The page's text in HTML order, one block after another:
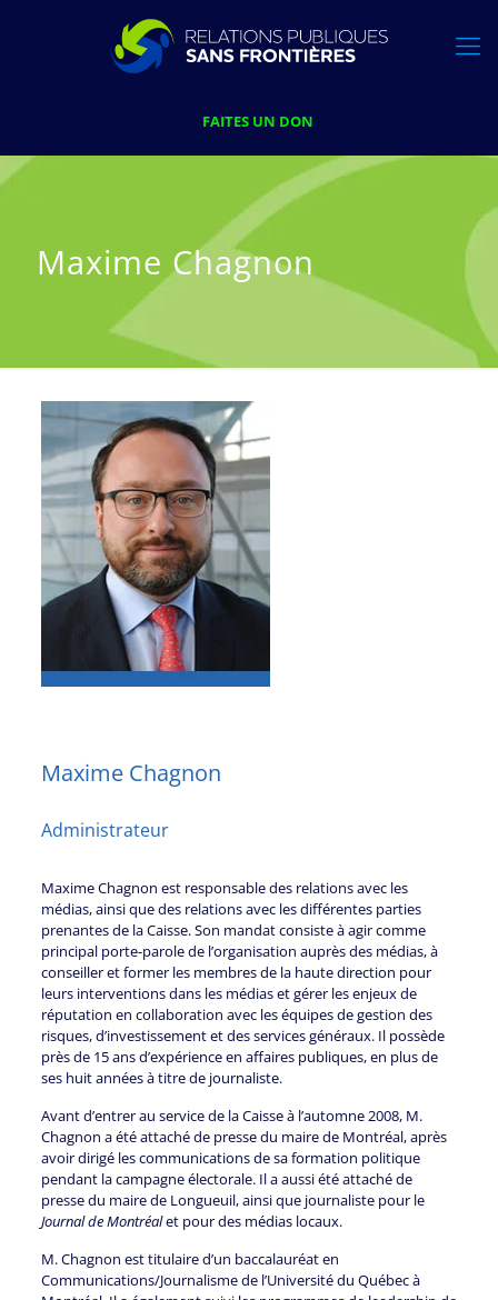
FAITES UN DON
Maxime Chagnon
Maxime Chagnon
Administrateur
Maxime Chagnon est responsable des relations avec les
médias, ainsi que des relations avec les différentes parties
prenantes de la Caisse. Son mandat consiste à agir comme
principal porte-parole de l’organisation auprès des médias, à
conseiller et former les membres de la haute direction pour
leurs interventions dans les médias et gérer les enjeux de
réputation en collaboration avec les équipes de gestion des
risques, d’investissement et des services généraux. Il possède
près de 15 ans d’expérience en affaires publiques, en plus de
ses huit années à titre de journaliste.
Avant d’entrer au service de la Caisse à l’automne 2008, M.
Chagnon a été attaché de presse du maire de Montréal, après
avoir dirigé les communications de sa formation politique
pendant la campagne électorale. Il a aussi été attaché de
presse du maire de Longueuil, ainsi que journaliste pour le
Journal de Montréalet pour des médias locaux.
M. Chagnon est titulaire d’un baccalauréat en
Communications/Journalisme de l’Université du Québec à